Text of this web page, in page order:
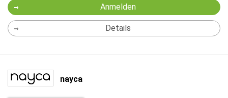
Anmelden
Details
nayca